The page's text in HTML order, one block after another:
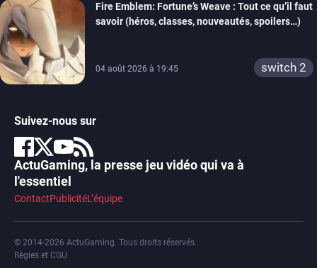
Fire Emblem: Fortune’s Weave : Tout ce qu’il faut
savoir (héros, classes, nouveautés, spoilers…)
04 août 2026 à 19:45 switch 2
Suivez-nous sur
ActuGaming, la presse jeu vidéo qui va à
l'essentiel
ContactPublicitéL’équipe
© 2014-2026 ActuGaming. Tous droits réservés.
Règles et CGU